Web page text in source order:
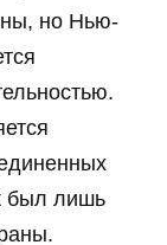
но Нью-
был лишь